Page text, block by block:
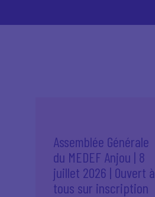
Assemblée Générale
du MEDEF Anjou | 8
juillet 2026 | Ouvert à
tous sur inscription